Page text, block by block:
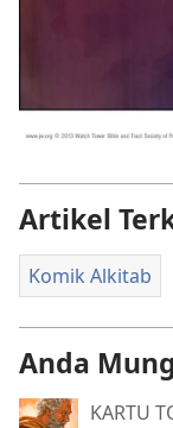
Artikel
Komik Alkitab
Anda
KARTU